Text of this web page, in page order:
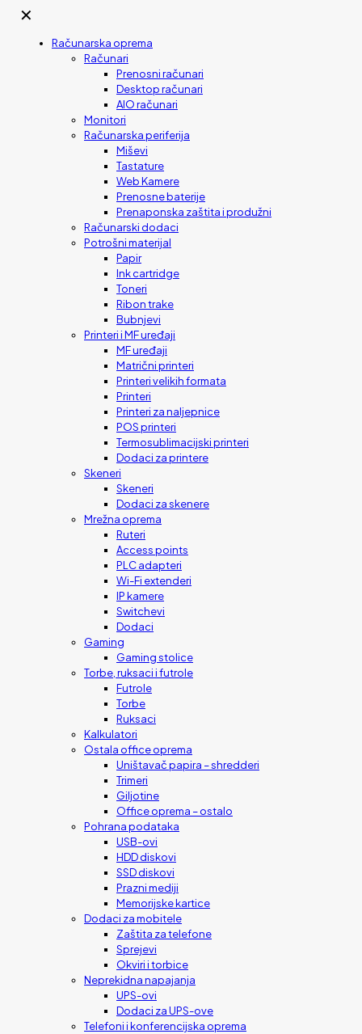
✕
Računarska oprema
Računari
Prenosni računari
Desktop računari
AIO računari
Monitori
Računarska periferija
Miševi
Tastature
Web Kamere
Prenosne baterije
Prenaponska zaštita i produžni
Računarski dodaci
Potrošni materijal
Papir
Ink cartridge
Toneri
Ribon trake
Bubnjevi
Printeri i MF uređaji
MF uređaji
Matrični printeri
Printeri velikih formata
Printeri
Printeri za naljepnice
POS printeri
Termosublimacijski printeri
Dodaci za printere
Skeneri
Skeneri
Dodaci za skenere
Mrežna oprema
Ruteri
Access points
PLC adapteri
Wi-Fi extenderi
IP kamere
Switchevi
Dodaci
Gaming
Gaming stolice
Torbe, ruksaci i futrole
Futrole
Torbe
Ruksaci
Kalkulatori
Ostala office oprema
Uništavač papira – shredderi
Trimeri
Giljotine
Office oprema – ostalo
Pohrana podataka
USB-ovi
HDD diskovi
SSD diskovi
Prazni mediji
Memorijske kartice
Dodaci za mobitele
Zaštita za telefone
Sprejevi
Okviri i torbice
Neprekidna napajanja
UPS-ovi
Dodaci za UPS-ove
Telefoni i konferencijska oprema